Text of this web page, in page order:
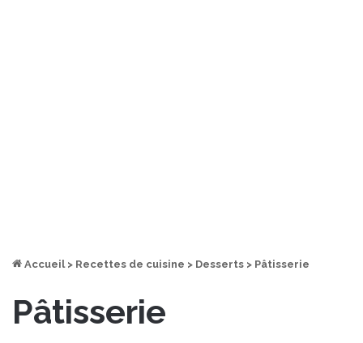
Accueil > Recettes de cuisine > Desserts > Pâtisserie
Pâtisserie